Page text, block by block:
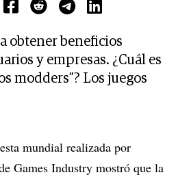
obtener beneficios
y empresas. ¿Cuál es
modders”? Los juegos
mundial realizada por
Games Industry mostró que la